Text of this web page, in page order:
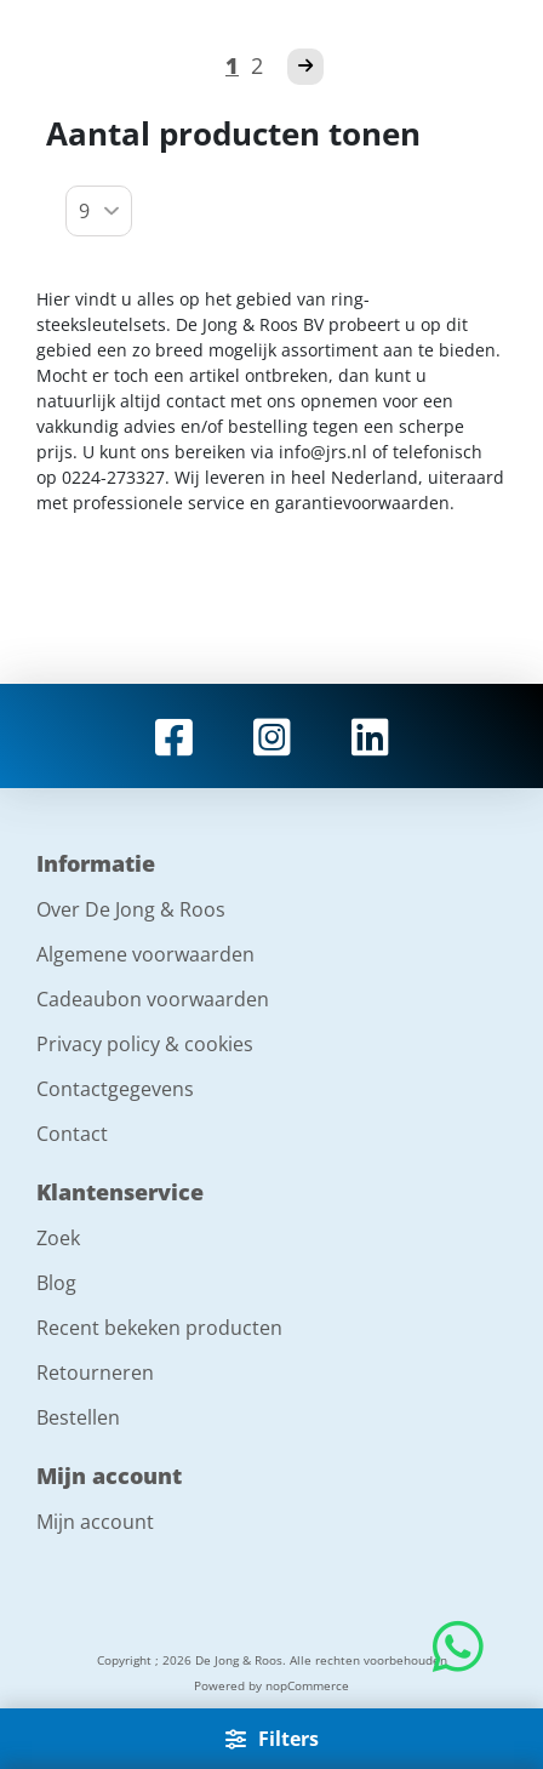
Filters
1 2
Aantal producten tonen
Hier vindt u alles op het gebied van ring-
steeksleutelsets. De Jong & Roos BV probeert u op dit
gebied een zo breed mogelijk assortiment aan te bieden.
Mocht er toch een artikel ontbreken, dan kunt u
natuurlijk altijd contact met ons opnemen voor een
vakkundig advies en/of bestelling tegen een scherpe
prijs. U kunt ons bereiken via info@jrs.nl of telefonisch
op 0224-273327. Wij leveren in heel Nederland, uiteraard
met professionele service en garantievoorwaarden.
Informatie
Over De Jong & Roos
Algemene voorwaarden
Cadeaubon voorwaarden
Privacy policy & cookies
Contactgegevens
Contact
Klantenservice
Zoek
Blog
Recent bekeken producten
Retourneren
Bestellen
Mijn account
Mijn account
Copyright ; 2026 De Jong & Roos. Alle rechten voorbehouden
Powered by nopCommerce